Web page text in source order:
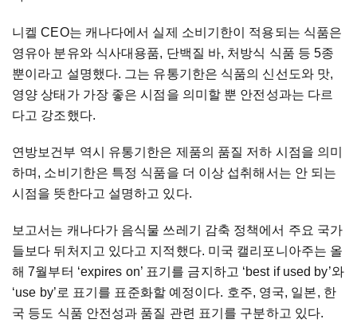
니켈 CEO는 캐나다에서 실제 소비기한이 적용되는 식품은
영유아 분유와 식사대용품, 단백질 바, 처방식 식품 등 5종
뿐이라고 설명했다. 그는 유통기한은 식품의 신선도와 맛,
영양 상태가 가장 좋은 시점을 의미할 뿐 안전성과는 다르
다고 강조했다.
연방보건부 역시 유통기한은 제품의 품질 저하 시점을 의미
하며, 소비기한은 특정 식품을 더 이상 섭취해서는 안 되는
시점을 뜻한다고 설명하고 있다.
보고서는 캐나다가 음식물 쓰레기 감축 정책에서 주요 국가
들보다 뒤처지고 있다고 지적했다. 미국 캘리포니아주는 올
해 7월부터 ‘expires on’ 표기를 금지하고 ‘best if used by’와
‘use by’로 표기를 표준화할 예정이다. 호주, 영국, 일본, 한
국 등도 식품 안전성과 품질 관련 표기를 구분하고 있다.